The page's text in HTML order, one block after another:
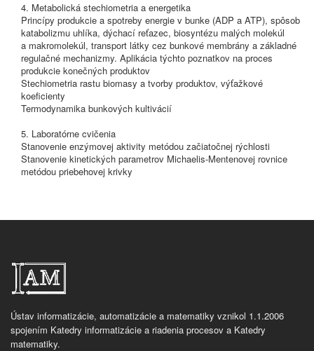
4. Metabolická stechiometria a energetika
Princípy produkcie a spotreby energie v bunke (ADP a ATP), spôsob
katabolizmu uhlíka, dýchací reťazec, biosyntézu malých molekúl
a makromolekúl, transport látky cez bunkové membrány a základné
regulačné mechanizmy. Aplikácia týchto poznatkov na proces
produkcie konečných produktov
Stechiometria rastu biomasy a tvorby produktov, výťažkové
koeficienty
Termodynamika bunkových kultivácií
5. Laboratórne cvičenia
Stanovenie enzýmovej aktivity metódou začiatočnej rýchlosti
Stanovenie kinetických parametrov Michaelis-Mentenovej rovnice
metódou priebehovej krivky
Ústav informatizácie, automatizácie a matematiky vznikol 1.1.2006
spojením Katedry informatizácie a riadenia procesov a Katedry
matematiky.